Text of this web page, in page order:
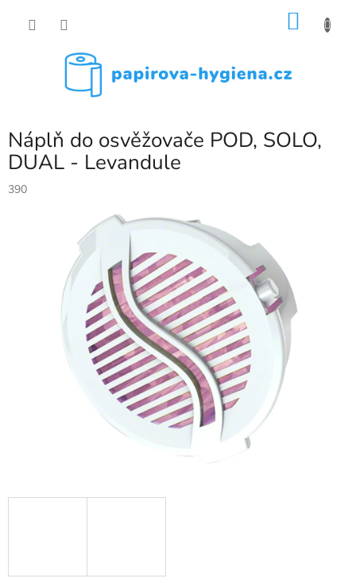
Náplň do osvěžovače POD, SOLO,
DUAL - Levandule
390